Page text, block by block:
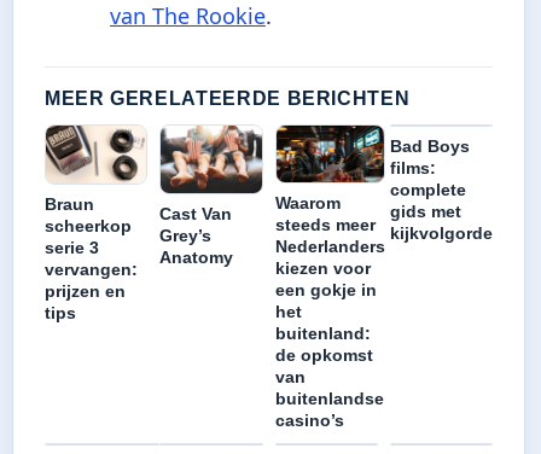
van The Rookie.
MEER GERELATEERDE BERICHTEN
Braun
scheerkop
serie 3
vervangen:
prijzen en
tips
Cast Van
Grey’s
Anatomy
Waarom
steeds meer
Nederlanders
kiezen voor
een gokje in
het
buitenland:
de opkomst
van
buitenlandse
casino’s
Bad Boys
films:
complete
gids met
kijkvolgorde